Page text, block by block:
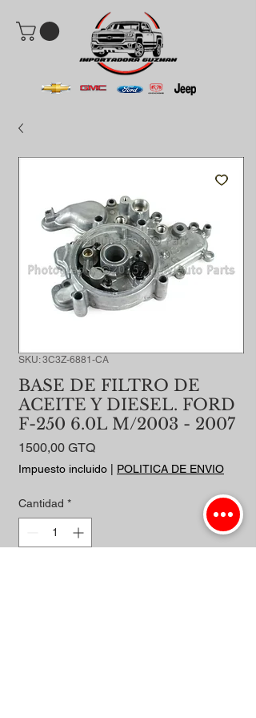
SKU: 3C3Z-6881-CA
BASE DE FILTRO DE
ACEITE Y DIESEL. FORD
F-250 6.0L M/2003 - 2007
1500,00 GTQPrecio
Impuesto incluido POLITICA DE ENVIO
Cantidad *